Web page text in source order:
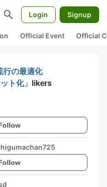
search Login Signup
Official Event Official
行の最適化
ト化」 likers
higumachan725